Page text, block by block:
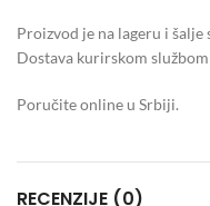
Proizvod je na lageru i
Dostava kurirskom
Poručite online u Srbiji.
RECENZIJE (0)